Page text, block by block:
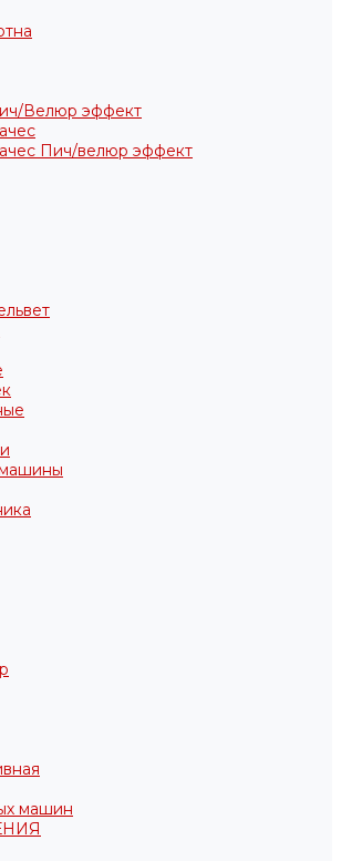
Велюр эффект
Пич/велюр эффект
машин